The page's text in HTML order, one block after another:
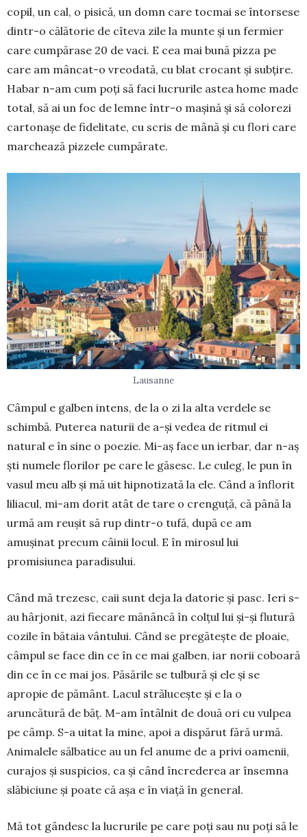
copil, un cal, o pisică, un domn care tocmai se întorsese
dintr-o călătorie de cîteva zile la munte și un fer­mier
care cumpărase 20 de vaci. E cea mai bună pizza pe
care am mâncat-o vreo­dată, cu blat crocant și subțire.
Habar n-am cum poți să faci lucrurile astea home made
total, să ai un foc de lemne într-o mașină și să colorezi
cartonașe de fidelitate, cu scris de mână și cu flori care
mar­chează pizzele cumpărate.
Lausanne
Câmpul e galben intens, de la o zi la alta verdele se
schimbă. Puterea naturii de a-și vedea de ritmul ei
natural e în sine o poezie. Mi-aș face un ierbar, dar n-aș
ști numele florilor pe care le găsesc. Le culeg, le pun în
vasul meu alb și mă uit hipnotizată la ele. Când a înflorit
liliacul, mi-am dorit atât de tare o crenguță, că până la
urmă am reușit să rup dintr-o tufă, după ce am
amușinat precum câinii locul. E în mirosul lui
promisiunea paradisului.
Când mă trezesc, caii sunt deja la datorie și pasc. Ieri s-
au hârjonit, azi fiecare mănâncă în colțul lui și-și flutură
cozile în bătaia vântului. Când se pregătește de ploaie,
câmpul se face din ce în ce mai gal­ben, iar norii coboară
din ce în ce mai jos. Pă­sările se tulbură și ele și se
apropie de pământ. La­cul strălucește și e la o
aruncătură de băț. M-am întâlnit de două ori cu vulpea
pe câmp. S-a uitat la mine, apoi a dispărut fără urmă.
Animalele sălbatice au un fel anume de a privi oamenii,
curajos și suspicios, ca și când încrederea ar însemna
slăbi­ciune și poate că așa e în viață în general.
Mă tot gândesc la lucrurile pe care poți sau nu poți să le